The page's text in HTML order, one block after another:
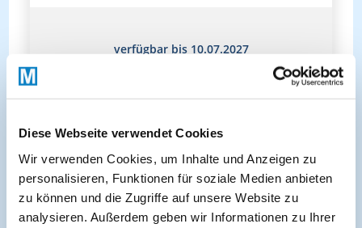
Diese Webseite verwendet Cookies
Wir verwenden Cookies, um Inhalte und Anzeigen zu
personalisieren, Funktionen für soziale Medien anbieten
zu können und die Zugriffe auf unsere Website zu
analysieren. Außerdem geben wir Informationen zu Ihrer
verfügbar bis 10.07.2027